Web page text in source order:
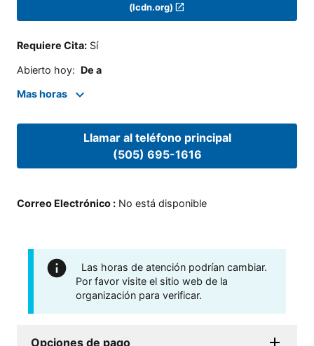
(lcdn.org)
Requiere Cita: Sí
Abierto hoy: De a
Mas horas
Llamar al teléfono principal
(505) 695-1616
Correo Electrónico : No está disponible
Las horas de atención podrían cambiar.
Por favor visite el sitio web de la
organización para verificar.
Opciones de pago